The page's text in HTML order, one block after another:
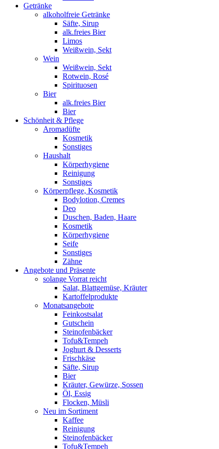
Getränke
alkoholfreie Getränke
Säfte, Sirup
alk.freies Bier
Limos
Weißwein, Sekt
Wein
Weißwein, Sekt
Rotwein, Rosé
Spirituosen
Bier
alk.freies Bier
Bier
Schönheit & Pflege
Aromadüfte
Kosmetik
Sonstiges
Haushalt
Körperhygiene
Reinigung
Sonstiges
Körperpflege, Kosmetik
Bodylotion, Cremes
Deo
Duschen, Baden, Haare
Kosmetik
Körperhygiene
Seife
Sonstiges
Zähne
Angebote und Präsente
solange Vorrat reicht
Salat, Blattgemüse, Kräuter
Kartoffelprodukte
Monatsangebote
Feinkostsalat
Gutschein
Steinofenbäcker
Tofu&Tempeh
Joghurt & Desserts
Frischkäse
Säfte, Sirup
Bier
Kräuter, Gewürze, Sossen
Öl, Essig
Flocken, Müsli
Neu im Sortiment
Kaffee
Reinigung
Steinofenbäcker
Tofu&Tempeh